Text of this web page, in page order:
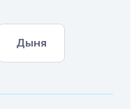
Дыня